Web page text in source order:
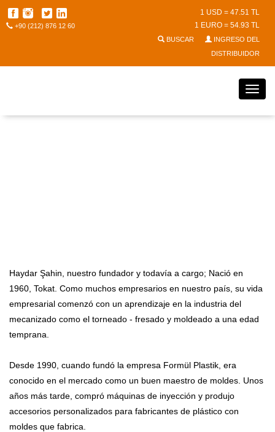
+90 (212) 876 12 60
1 USD = 47.51 TL
1 EURO = 54.93 TL
BUSCAR
INGRESO DEL
DISTRIBUIDOR
Haydar Şahin, nuestro fundador y todavía a cargo; Nació en
1960, Tokat. Como muchos empresarios en nuestro país, su vida
empresarial comenzó con un aprendizaje en la industria del
mecanizado como el torneado - fresado y moldeado a una edad
temprana.
Desde 1990, cuando fundó la empresa Formül Plastik, era
conocido en el mercado como un buen maestro de moldes. Unos
años más tarde, compró máquinas de inyección y produjo
accesorios personalizados para fabricantes de plástico con
moldes que fabrica.